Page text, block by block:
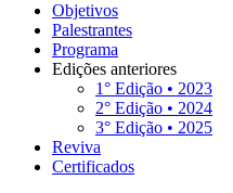
Objetivos
Palestrantes
Programa
Edições anteriores
1° Edição • 2023
2° Edição • 2024
3° Edição • 2025
Reviva
Certificados